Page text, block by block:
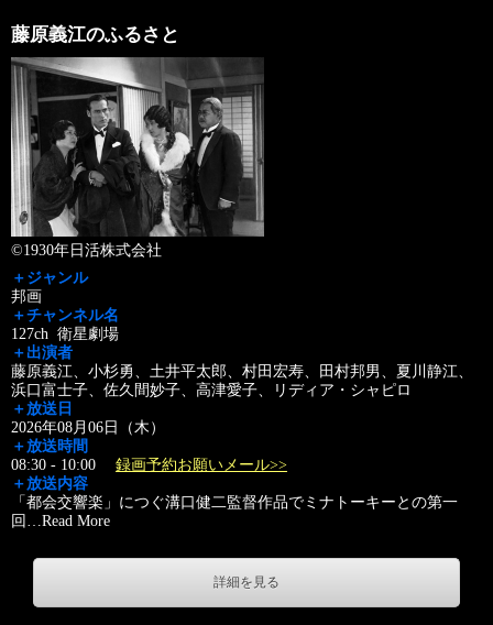
藤原義江のふるさと
©1930年日活株式会社
＋ジャンル
邦画
＋チャンネル名
127ch 衛星劇場
＋出演者
藤原義江、小杉勇、土井平太郎、村田宏寿、田村邦男、夏川静江、
浜口富士子、佐久間妙子、高津愛子、リディア・シャピロ
＋放送日
2026年08月06日（木）
＋放送時間
08:30 - 10:00 録画予約お願いメール>>
＋放送内容
「都会交響楽」につぐ溝口健二監督作品でミナトーキーとの第一
回 …Read More
詳細を見る